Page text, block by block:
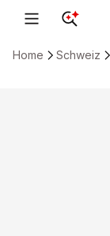
Home Schweiz